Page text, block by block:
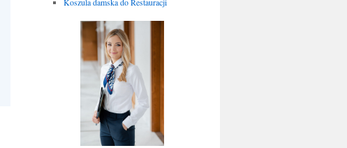
Koszula damska do Restauracji